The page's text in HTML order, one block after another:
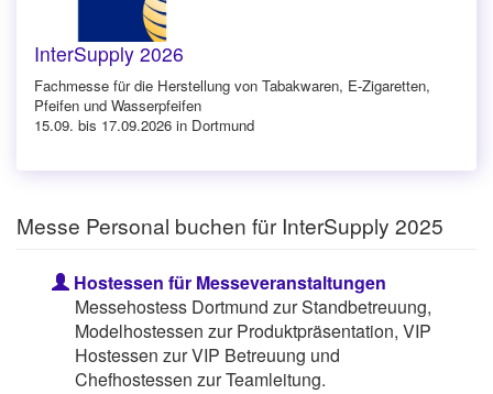
InterSupply 2026
Fachmesse für die Herstellung von Tabakwaren, E-Zigaretten,
Pfeifen und Wasserpfeifen
15.09. bis 17.09.2026 in Dortmund
Messe Personal buchen für InterSupply 2025
Hostessen für Messeveranstaltungen
Messehostess Dortmund zur Standbetreuung,
Modelhostessen zur Produktpräsentation, VIP
Hostessen zur VIP Betreuung und
Chefhostessen zur Teamleitung.